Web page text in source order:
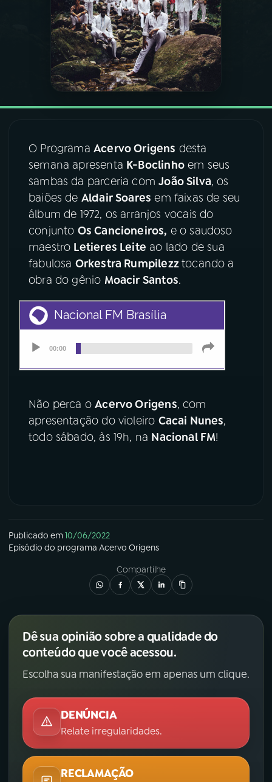
PODCASTS
VIDEOCASTS
08 FESTIVAL DE MÚSICA
ACOMPANHE A RÁDIO NACIONAL
YouTube Facebook
Instagram X
TikTok
O Programa Acervo Origens desta
semana apresenta K-Boclinhoem seus
sambas da parceria comJoão Silva, os
baiões de Aldair Soares em faixas de seu
álbum de 1972, os arranjos vocais do
conjunto Os Cancioneiros, e o saudoso
maestro Letieres Leite ao lado de sua
fabulosa Orkestra Rumpilezztocando a
obra do gênio Moacir Santos.
Não perca oAcervo Origens, com
apresentação do violeiro Cacai Nunes,
todo sábado, às 19h, na Nacional FM!
Publicado em10/06/2022
Episódio do programa Acervo Origens
Compartilhe
Dê sua opinião sobre a qualidade do
conteúdo que você acessou.
Escolha sua manifestação em apenas um clique.
DENÚNCIA
Relate irregularidades.
RECLAMAÇÃO